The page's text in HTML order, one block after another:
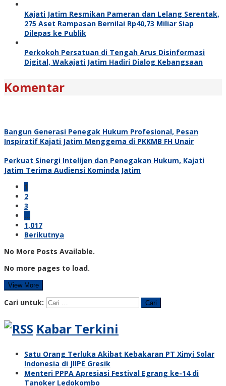
Kajati Jatim Resmikan Pameran dan Lelang Serentak,
275 Aset Rampasan Bernilai Rp40,73 Miliar Siap
Dilepas ke Publik
Perkokoh Persatuan di Tengah Arus Disinformasi
Digital, Wakajati Jatim Hadiri Dialog Kebangsaan
Komentar
Bangun Generasi Penegak Hukum Profesional, Pesan
Inspiratif Kajati Jatim Menggema di PKKMB FH Unair
Perkuat Sinergi Intelijen dan Penegakan Hukum, Kajati
Jatim Terima Audiensi Kominda Jatim
1
2
3
…
1,017
Berikutnya
No More Posts Available.
No more pages to load.
View More
Cari untuk:
Kabar Terkini
Satu Orang Terluka Akibat Kebakaran PT Xinyi Solar
Indonesia di JIIPE Gresik
Menteri PPPA Apresiasi Festival Egrang ke-14 di
Tanoker Ledokombo